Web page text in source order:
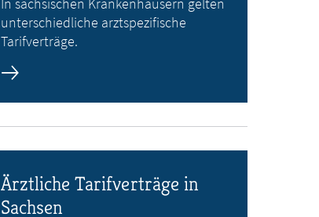
In sächsischen Krankenhäusern gelten
unterschiedliche arztspezifische
Tarifverträge.
Ärztliche Tarifverträge in
Sachsen